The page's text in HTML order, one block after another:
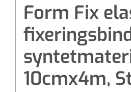
Form Fix
10cmx4m,